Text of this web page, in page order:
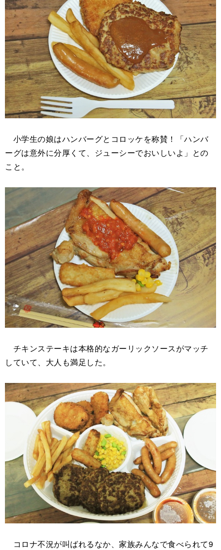
小学生の娘はハンバーグとコロッケを称賛！「ハンバ
ーグは意外に分厚くて、ジューシーでおいしいよ」との
こと。
チキンステーキは本格的なガーリックソースがマッチ
していて、大人も満足した。
コロナ不況が叫ばれるなか、家族みんなで食べられて9